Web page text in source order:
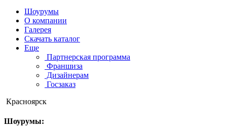
Шоурумы
О компании
Галерея
Скачать каталог
Еще
Партнерская программа
Франшиза
Дизайнерам
Госзаказ
Красноярск
Шоурумы: